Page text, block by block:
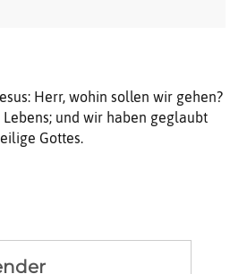
Herr, wohin sollen wir gehen?
und wir haben geglaubt
Gottes.